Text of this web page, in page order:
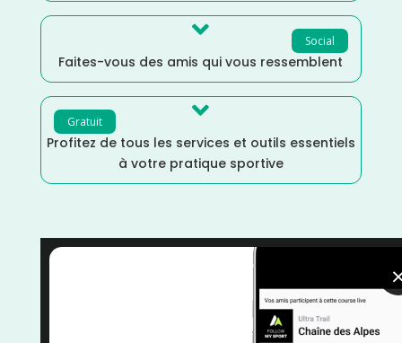
Social

Faites-vous des amis qui vous ressemblent
Gratuit 
Profitez de tous les services et outils essentiels
à votre pratique sportive
Distance Marathon/Dénivelé
courses /Bourgogne